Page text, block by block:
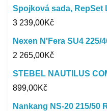
Spojková sada, RepSet
3 239,00Kč
Nexen N'Fera SU4 225/
2 265,00Kč
STEBEL NAUTILUS
899,00Kč
Nankang NS-20 215/50